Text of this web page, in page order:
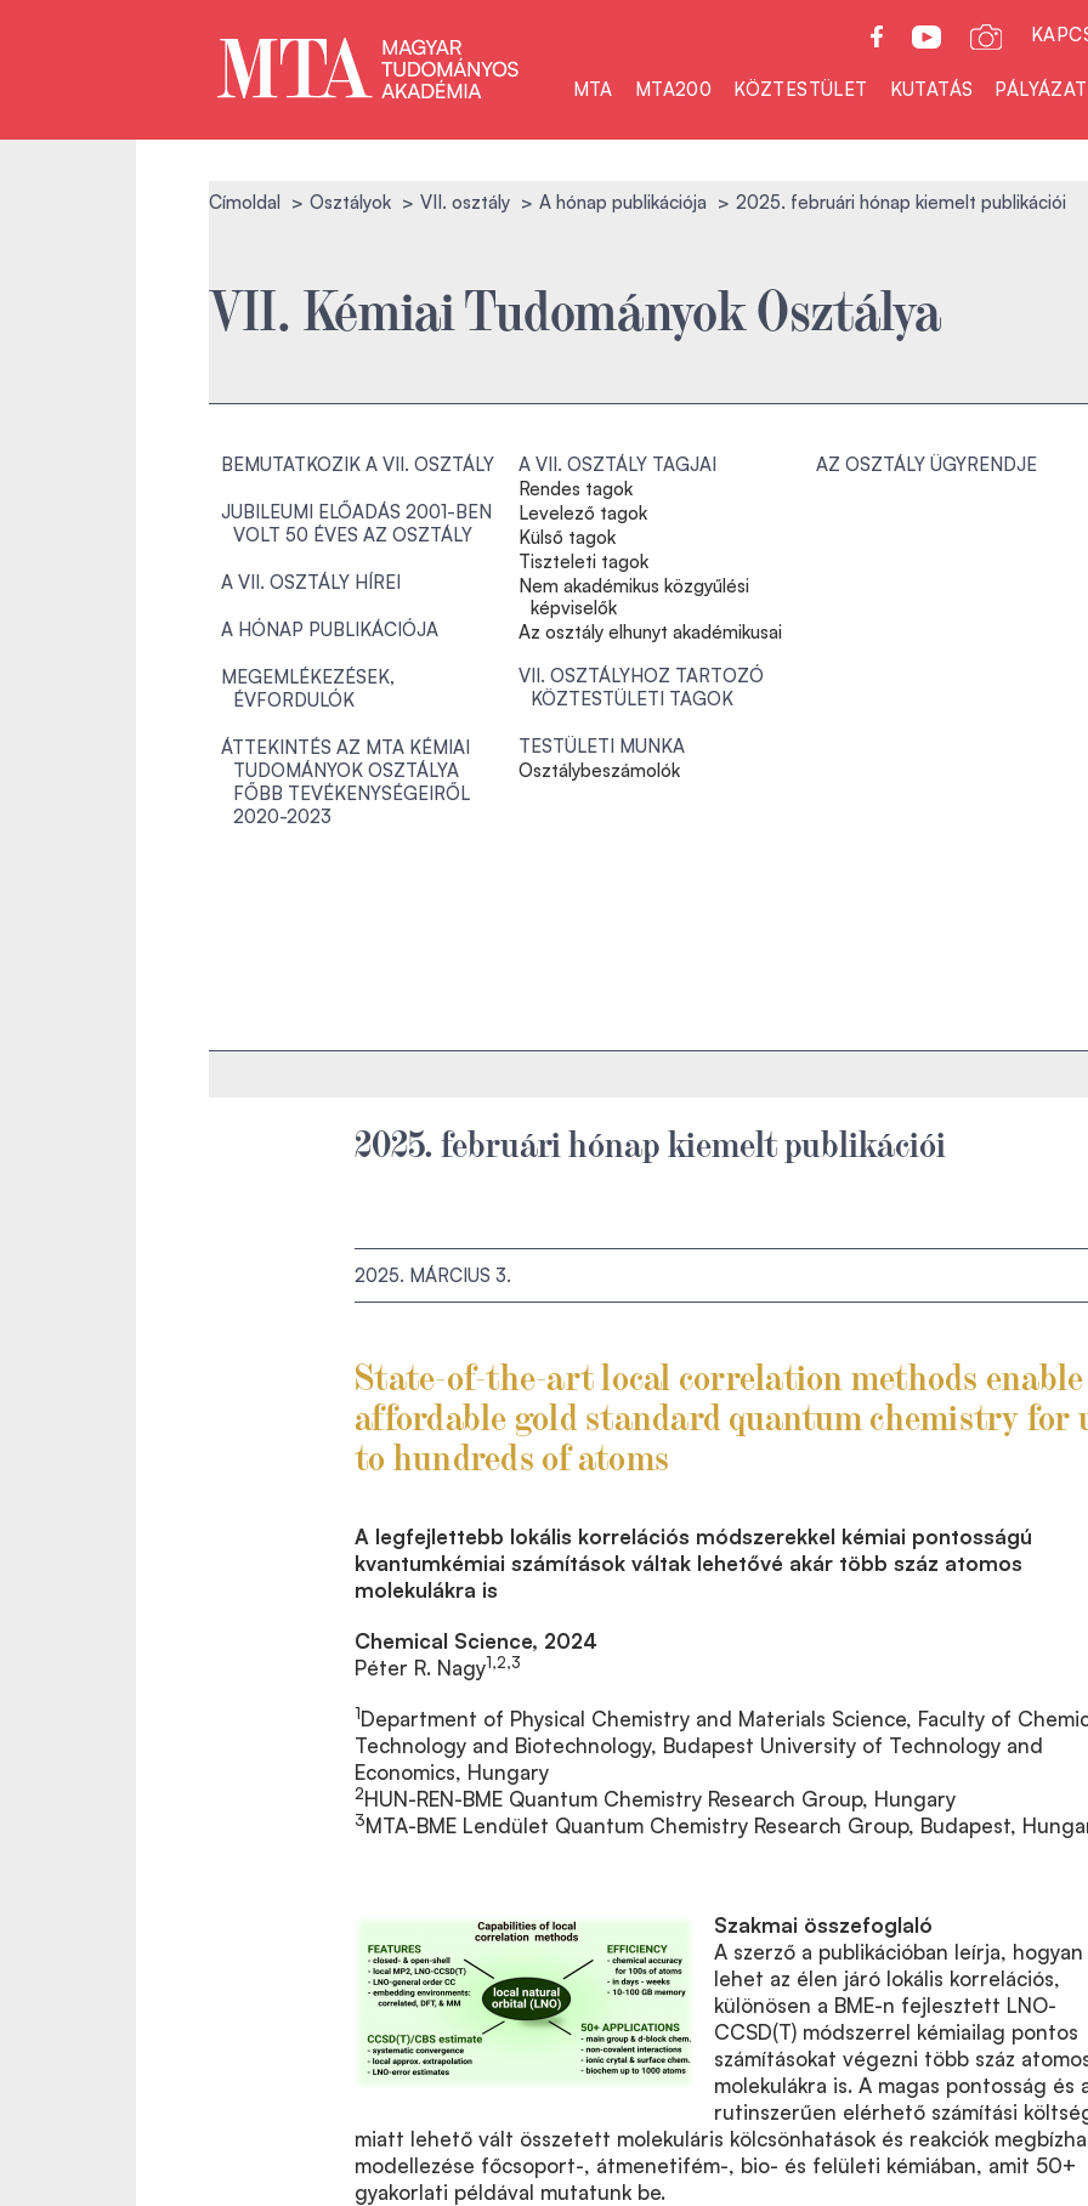
MTA MTA200 KÖZTESTÜLET KUTATÁS
Címoldal Osztályok VII. osztály A hónap publikációja 2025. februári hónap kiemelt publikációi
VII. Kémiai Tudományok Osztálya
BEMUTATKOZIK A VII. OSZTÁLY
JUBILEUMI ELŐADÁS 2001-BEN
VOLT 50 ÉVES AZ OSZTÁLY
A VII. OSZTÁLY HÍREI
A HÓNAP PUBLIKÁCIÓJA
MEGEMLÉKEZÉSEK,
ÉVFORDULÓK
ÁTTEKINTÉS AZ MTA KÉMIAI
TUDOMÁNYOK OSZTÁLYA
FŐBB TEVÉKENYSÉGEIRŐL
2020-2023
A VII. OSZTÁLY TAGJAI
Rendes tagok
Levelező tagok
Külső tagok
Tiszteleti tagok
Nem akadémikus közgyűlési
képviselők
Az osztály elhunyt akadémikusai
VII. OSZTÁLYHOZ TARTOZÓ
KÖZTESTÜLETI TAGOK
TESTÜLETI MUNKA
Osztálybeszámolók
AZ OSZTÁLY ÜGYRENDJE
2025. februári hónap kiemelt publikációi
2025. MÁRCIUS 3.
State-of-the-art local correlation methods enable
affordable gold standard quantum chemistry for
to hundreds of atoms
A legfejlettebb lokális korrelációs módszerekkel kémiai pontosságú
kvantumkémiai számítások váltak lehetővé akár több száz atomos
molekulákra is
Chemical Science, 2024
Péter R. Nagy1,2,3
1Department of Physical Chemistry and Materials Science, Faculty of
Technology and Biotechnology, Budapest University of Technology and
Economics, Hungary
2HUN-REN-BME Quantum Chemistry Research Group, Hungary
3MTA-BME Lendület Quantum Chemistry Research Group, Budapest,
Szakmai összefoglaló
A szerző a publikációban leírja, hogyan
lehet az élen járó lokális korrelációs,
különösen a BME-n fejlesztett LNO-
CCSD(T) módszerrel kémiailag pontos
számításokat végezni több száz
molekulákra is. A magas pontosság és
rutinszerűen elérhető számítási
miatt lehető vált összetett molekuláris kölcsönhatások és reakciók
modellezése főcsoport-, átmenetifém-, bio- és felületi kémiában, amit 50+
gyakorlati példával mutatunk be.